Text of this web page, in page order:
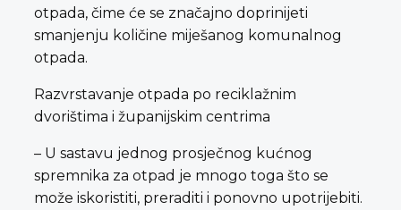
otpada, čime će se značajno doprinijeti
smanjenju količine miješanog komunalnog
otpada.
Razvrstavanje otpada po reciklažnim
dvorištima i županijskim centrima
– U sastavu jednog prosječnog kućnog
spremnika za otpad je mnogo toga što se
može iskoristiti, preraditi i ponovno upotrijebiti.